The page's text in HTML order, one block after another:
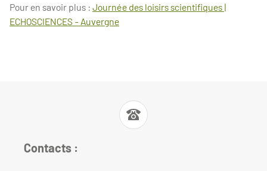
Pour en savoir plus : Journée des loisirs scientifiques |
ECHOSCIENCES - Auvergne
Contacts :